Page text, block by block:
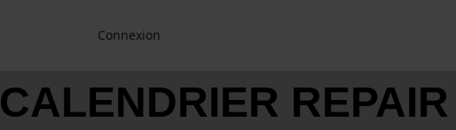
Connexion
CALENDRIER